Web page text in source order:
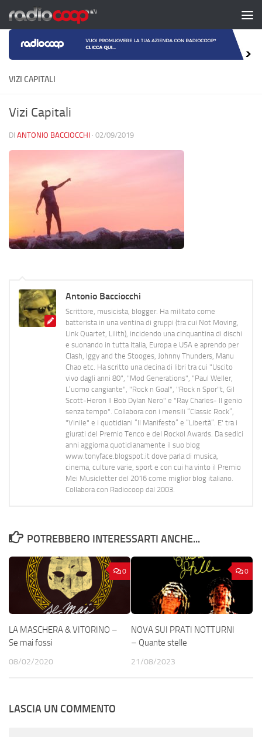
Salta al contenuto
VIZI CAPITALI
Vizi Capitali
DI ANTONIO BACCIOCCHI · 02/09/2019
Antonio Bacciocchi
Scrittore, musicista, blogger. Ha militato come
batterista in una ventina di gruppi (tra cui Not Moving,
Link Quartet, Lilith), incidendo una cinquantina di dischi
e suonando in tutta Italia, Europa e USA e aprendo per
Clash, Iggy and the Stooges, Johnny Thunders, Manu
Chao etc. Ha scritto una decina di libri tra cui "Uscito
vivo dagli anni 80", "Mod Generations", "Paul Weller,
L’uomo cangiante", "Rock n Goal", "Rock n Spor"t, Gil
Scott-Heron Il Bob Dylan Nero" e "Ray Charles- Il genio
senza tempo". Collabora con i mensili “Classic Rock”,
"Vinile" e i quotidiani “Il Manifesto” e “Libertà”. E' tra i
giurati del Premio Tenco e del Rockol Awards. Da sedici
anni aggiorna quotidianamente il suo blog
www.tonyface.blogspot.it dove parla di musica,
cinema, culture varie, sport e con cui ha vinto il Premio
Mei Musicletter del 2016 come miglior blog italiano.
Collabora con Radiocoop dal 2003.
POTREBBERO INTERESSARTI ANCHE...
0
LA MASCHERA & VITORINO –
Se mai fossi
08/02/2020
0
NOVA SUI PRATI NOTTURNI
– Quante stelle
21/08/2023
LASCIA UN COMMENTO